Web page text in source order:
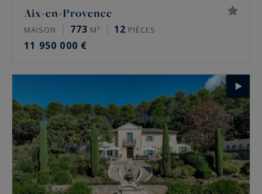
Aix-en-Provence
MAISON 773 M² 12 PIÈCES
11 950 000 €